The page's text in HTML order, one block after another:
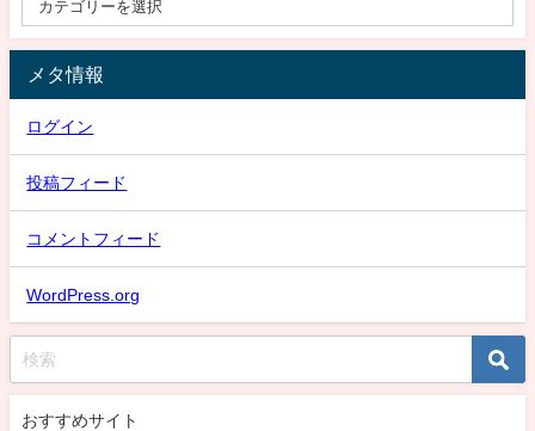
メタ情報
ログイン
投稿フィード
コメントフィード
WordPress.org
おすすめサイト